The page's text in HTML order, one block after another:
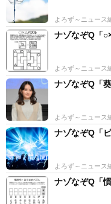
よろず～ニュース
ナゾなぞQ「
よろず～ニュース
ナゾなぞQ「
よろず～ニュース
ナゾなぞQ「
よろず～ニュース
ナゾなぞQ「